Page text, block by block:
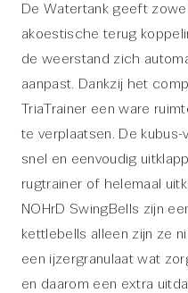
De Watertank geeft
akoestische terug
de weerstand zich
aanpast. Dankzij het
TriaTrainer een ware
te verplaatsen. De
snel en eenvoudig
rugtrainer of helemaal
NOHrD SwingBells zijn
kettlebells alleen zijn ze
een ijzergranulaat wat
en daarom een extra